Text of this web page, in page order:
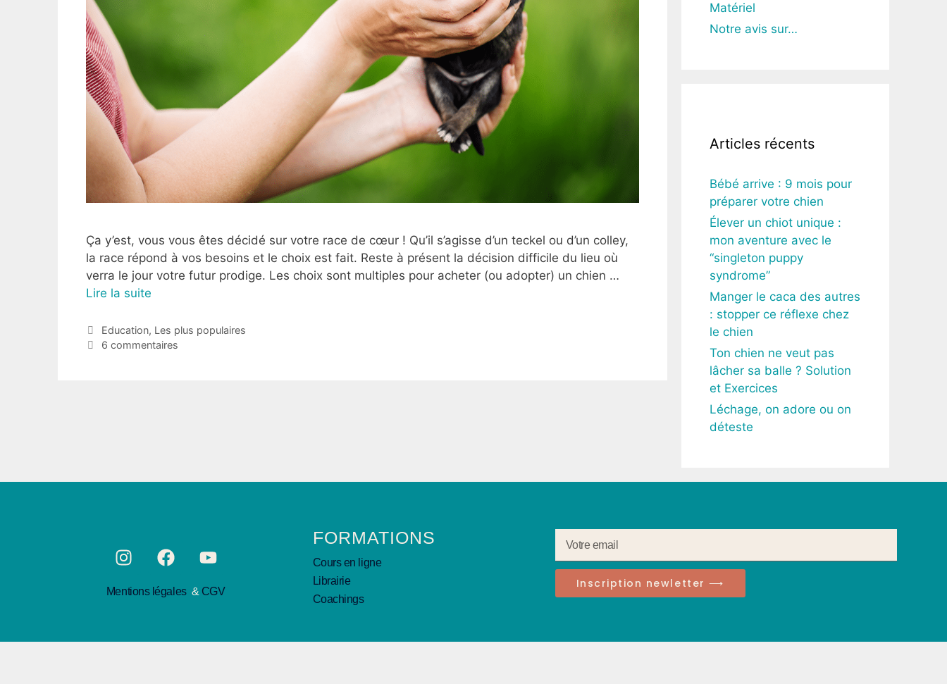
Ça y’est, vous vous êtes décidé sur votre race de cœur ! Qu’il s’agisse d’un teckel ou d’un colley,
la race répond à vos besoins et le choix est fait. Reste à présent la décision difficile du lieu où
verra le jour votre futur prodige. Les choix sont multiples pour acheter (ou adopter) un chien …
Lire la suite
Education, Les plus populaires
6 commentaires
Matériel
Notre avis sur…
Articles récents
Bébé arrive : 9 mois pour
préparer votre chien
Élever un chiot unique :
mon aventure avec le
“singleton puppy
syndrome”
Manger le caca des autres
: stopper ce réflexe chez
le chien
Ton chien ne veut pas
lâcher sa balle ? Solution
et Exercices
Léchage, on adore ou on
déteste
Mentions légales & CGV
FORMATIONS
Cours en ligne
Librairie
Coachings
Inscription newletter ⟶